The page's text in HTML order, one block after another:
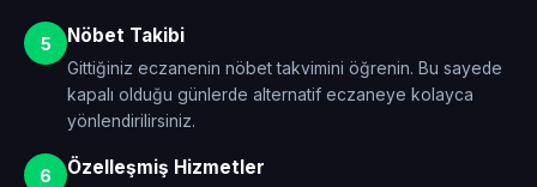
5 Nöbet Takibi
Gittiğiniz eczanenin nöbet takvimini öğrenin. Bu sayede
kapalı olduğu günlerde alternatif eczaneye kolayca
yönlendirilirsiniz.
6 Özelleşmiş Hizmetler